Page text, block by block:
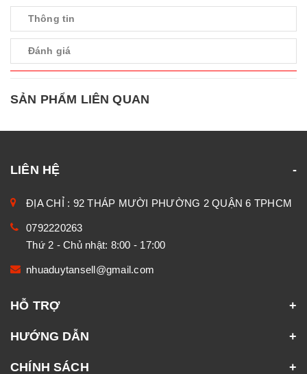
Thông tin
Đánh giá
SẢN PHẨM LIÊN QUAN
LIÊN HỆ
ĐỊA CHỈ : 92 THÁP MƯỜI PHƯỜNG 2 QUẬN 6 TPHCM
0792220263
Thứ 2 - Chủ nhật: 8:00 - 17:00
nhuaduytansell@gmail.com
HỖ TRỢ
HƯỚNG DẪN
CHÍNH SÁCH